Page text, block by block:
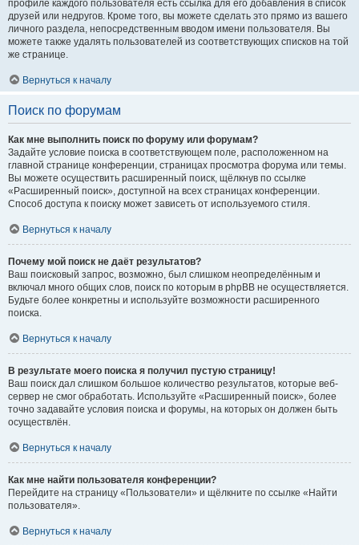
профиле каждого пользователя есть ссылка для его добавления в список
друзей или недругов. Кроме того, вы можете сделать это прямо из вашего
личного раздела, непосредственным вводом имени пользователя. Вы
можете также удалять пользователей из соответствующих списков на той
же странице.
Вернуться к началу
Поиск по форумам
Как мне выполнить поиск по форуму или форумам?
Задайте условие поиска в соответствующем поле, расположенном на
главной странице конференции, страницах просмотра форума или темы.
Вы можете осуществить расширенный поиск, щёлкнув по ссылке
«Расширенный поиск», доступной на всех страницах конференции.
Способ доступа к поиску может зависеть от используемого стиля.
Вернуться к началу
Почему мой поиск не даёт результатов?
Ваш поисковый запрос, возможно, был слишком неопределённым и
включал много общих слов, поиск по которым в phpBB не осуществляется.
Будьте более конкретны и используйте возможности расширенного
поиска.
Вернуться к началу
В результате моего поиска я получил пустую страницу!
Ваш поиск дал слишком большое количество результатов, которые веб-
сервер не смог обработать. Используйте «Расширенный поиск», более
точно задавайте условия поиска и форумы, на которых он должен быть
осуществлён.
Вернуться к началу
Как мне найти пользователя конференции?
Перейдите на страницу «Пользователи» и щёлкните по ссылке «Найти
пользователя».
Вернуться к началу